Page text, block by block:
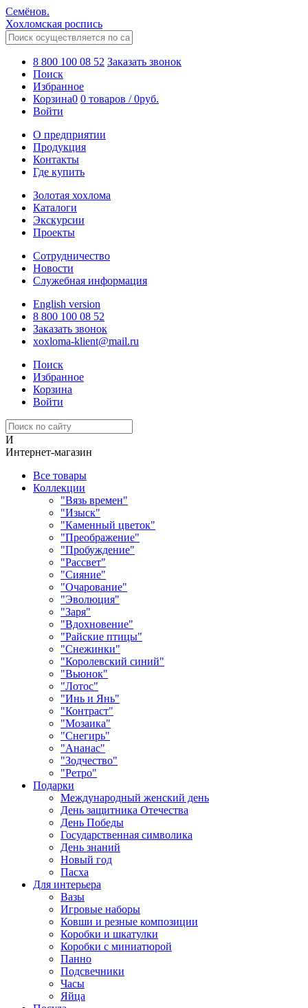
Семёнов.
Хохломская роспись
8 800 100 08 52 Заказать звонок
Поиск
Избранное
Корзина0 0 товаров /0руб.
Войти
О предприятии
Продукция
Контакты
Где купить
Золотая хохлома
Каталоги
Экскурсии
Проекты
Сотрудничество
Новости
Служебная информация
English version
8 800 100 08 52
Заказать звонок
xoxloma-klient@mail.ru
Поиск
Избранное
Корзина
Войти
И
Интернет-магазин
Все товары
Коллекции
"Вязь времен"
"Изыск"
"Каменный цветок"
"Преображение"
"Пробуждение"
"Рассвет"
"Сияние"
"Очарование"
"Эволюция"
"Заря"
"Вдохновение"
"Райские птицы"
"Снежинки"
"Королевский синий"
"Вьюнок"
"Лотос"
"Инь и Янь"
"Контраст"
"Мозаика"
"Снегирь"
"Ананас"
"Зодчество"
"Ретро"
Подарки
Международный женский день
День защитника Отечества
День Победы
Государственная символика
День знаний
Новый год
Пасха
Для интерьера
Вазы
Игровые наборы
Ковши и резные композиции
Коробки и шкатулки
Коробки с миниатюрой
Панно
Подсвечники
Часы
Яйца